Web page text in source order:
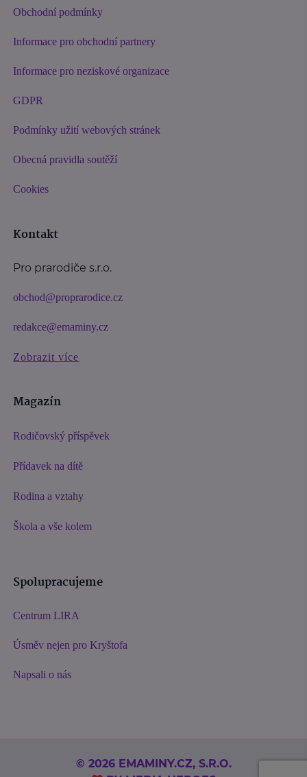
Obchodní podmínky
Informace pro obchodní partnery
Informace pro neziskové organizace
GDPR
Podmínky užití webových stránek
Obecná pravidla soutěží
Cookies
Kontakt
Pro prarodiče s.r.o.
obchod@proprarodice.cz
redakce@emaminy.cz
Zobrazit více
Magazín
Rodičovský příspěvek
Přídavek na dítě
Rodina a vztahy
Škola a vše kolem
Spolupracujeme
Centrum LIRA
Úsměv nejen pro Kryštofa
Napsali o nás
© 2026 EMAMINY.CZ, S.R.O.